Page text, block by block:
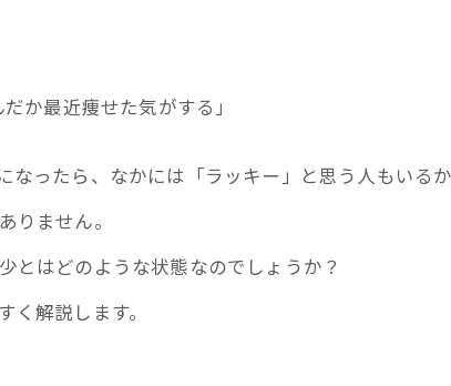
か最近痩せた気がする」
ったら、なかには「ラッキー」と思う人もいるか
りません。
とはどのような状態なのでしょうか？
解説します。